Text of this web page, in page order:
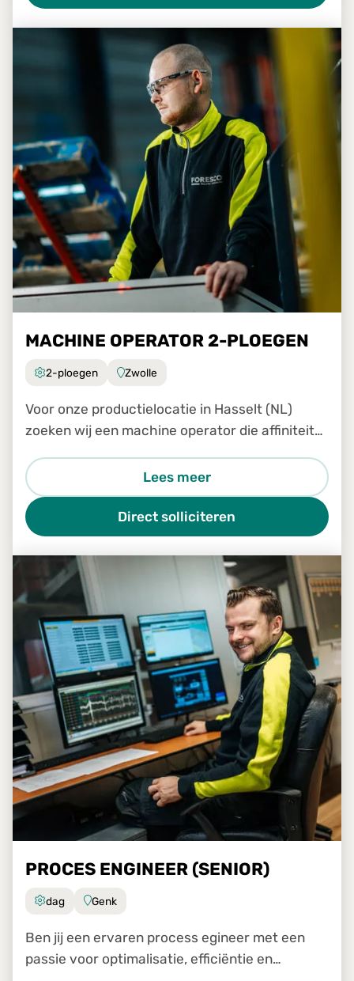
MACHINE OPERATOR 2-PLOEGEN
2-ploegen Zwolle
Voor onze productielocatie in Hasselt (NL)
zoeken wij een machine operator die affiniteit
inzicht.
Lees meer
Direct solliciteren
PROCES ENGINEER (SENIOR)
dag Genk
Ben jij een ervaren process egineer met een
passie voor optimalisatie, efficiëntie en